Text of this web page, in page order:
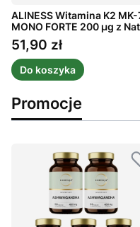
ALINESS Witamina K2 MK-
MONO FORTE 200 µg z
60 kaps.
Cena
51,90 zł
Do koszyka
Promocje